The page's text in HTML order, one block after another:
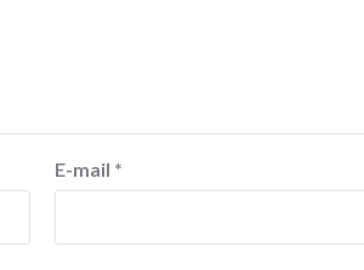
E-mail *